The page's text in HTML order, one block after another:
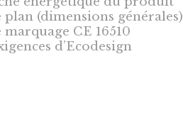
(dimensions générales)
CE 16510
d’Ecodesign